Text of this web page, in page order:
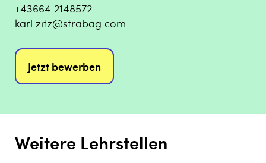
+43664 2148572
karl.zitz@strabag.com
Jetzt bewerben
Weitere Lehrstellen